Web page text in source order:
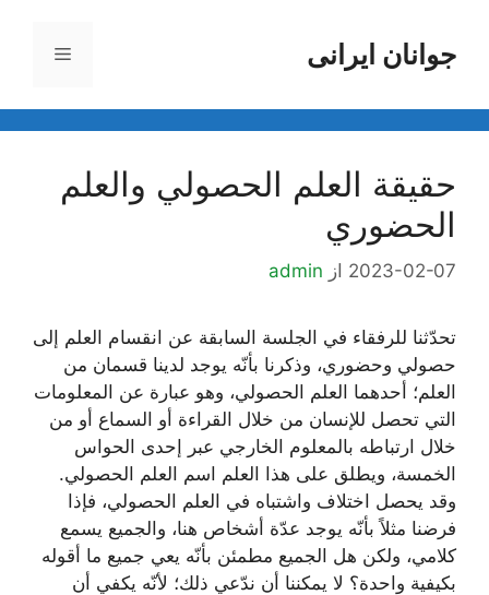
محتواجوانان ایرانی فهرست
حقيقة العلم الحصولي والعلم
الحضوري
2023-02-07 از admin
تحدّثنا للرفقاء في الجلسة السابقة عن انقسام العلم إلى
حصولي وحضوري، وذكرنا بأنّه يوجد لدينا قسمان من
العلم؛ أحدهما العلم الحصولي، وهو عبارة عن المعلومات
التي تحصل للإنسان من خلال القراءة أو السماع أو من
خلال ارتباطه بالمعلوم الخارجي عبر إحدى الحواس
الخمسة، ويطلق على هذا العلم اسم العلم الحصولي.
وقد يحصل اختلاف واشتباه في العلم الحصولي، فإذا
فرضنا مثلاً بأنّه يوجد عدّة أشخاص هنا، والجميع يسمع
كلامي، ولكن هل الجميع مطمئن بأنّه يعي جميع ما أقوله
بكيفية واحدة؟ لا يمكننا أن ندّعي ذلك؛ لأنّه يكفي أن